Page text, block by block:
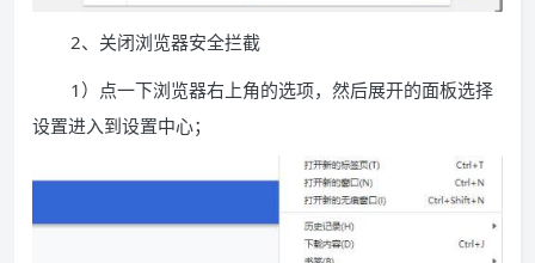
2、关闭浏览器安全拦截
1）点一下浏览器右上角的选项，然后展开的面板选择
设置进入到设置中心；